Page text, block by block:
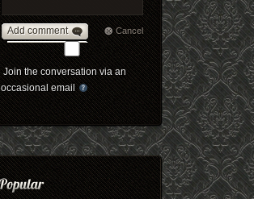
Add comment Cancel
Join the conversation via an
occasional email